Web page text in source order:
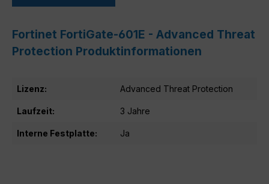
Fortinet FortiGate-601E - Advanced Threat
Protection Produktinformationen
Lizenz: Advanced Threat Protection
Laufzeit: 3 Jahre
Interne Festplatte: Ja